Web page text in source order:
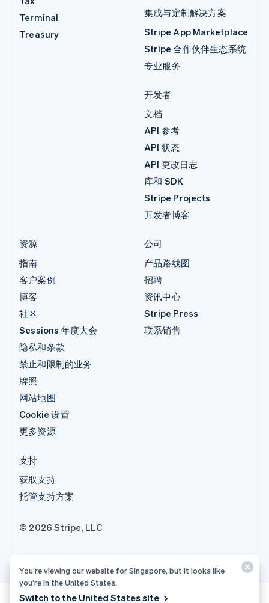
Terminal
Treasury
集成与定制解决方案
Stripe App Marketplace
Stripe 合作伙伴生态系统
专业服务
开发者
文档
API 参考
API 状态
API 更改日志
库和 SDK
Stripe Projects
开发者博客
资源
指南
客户案例
博客
社区
Sessions 年度大会
隐私和条款
禁止和限制的业务
牌照
网站地图
Cookie 设置
更多资源
公司
产品路线图
招聘
资讯中心
Stripe Press
联系销售
支持
获取支持
托管支持方案
© 2026 Stripe, LLC
You’re viewing our website for Singapore, but it looks like
you’re in the United States.
Switch to the United States site